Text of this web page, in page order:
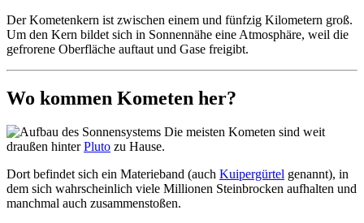
Der Kometenkern ist zwischen einem und fünfzig Kilometern groß.
Um den Kern bildet sich in Sonnennähe eine Atmosphäre, weil die
gefrorene Oberfläche auftaut und Gase freigibt.
Wo kommen Kometen her?
Die meisten Kometen sind weit
draußen hinterPluto zu Hause.
Dort befindet sich ein Materieband (auch Kuipergürtel genannt), in
dem sich wahrscheinlich viele Millionen Steinbrocken aufhalten und
manchmal auch zusammenstoßen.